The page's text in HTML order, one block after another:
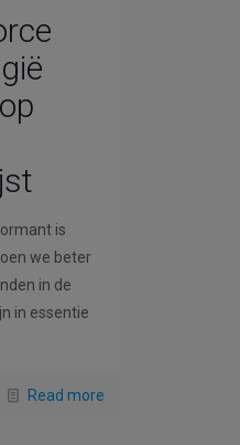
is
we beter
in de
in essentie
Read more